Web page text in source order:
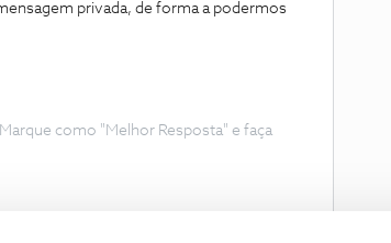
privada, de forma a podermos
como "Melhor Resposta" e faça